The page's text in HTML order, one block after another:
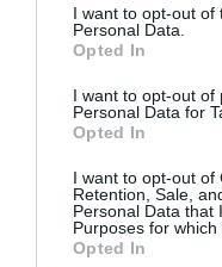
I want to opt-out of
Personal Data.
Opted In
I want to opt-out of
Personal Data for
Opted In
I want to opt-out of
Retention, Sale,
Personal Data that
Purposes for which
Opted In
avant de nous
organique de
fait de parler de
mouvement d’erreur
Previous article
Maroni : »